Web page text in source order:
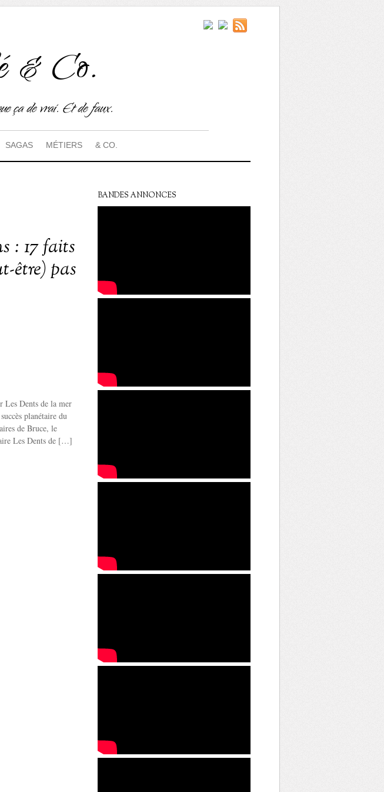
& Co.
ça de vrai. Et de faux.
SAGAS MÉTIERS & CO.
: 17 faits
être) pas
Les Dents de la mer
planétaire du
de Bruce, le
Les Dents de […]
BANDES ANNONCES